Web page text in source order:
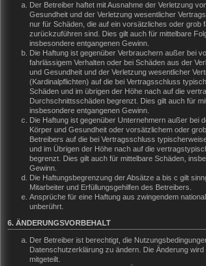
Der Betreiber haftet mit Ausnahme der Verletzung
Gesundheit und der Verletzung wesentlicher
nur für Schäden, die auf ein vorsätzliches oder grob
zurückzuführen sind. Dies gilt auch für mittelbare
insbesondere entgangenen Gewinn.
Die Haftung ist gegenüber Verbrauchern außer bei
fahrlässigem Verhalten oder bei Schäden aus der
und Gesundheit und der Verletzung wesentlicher
(Kardinalpflichten) auf die bei Vertragsschluss
Schäden und im übrigen der Höhe nach auf die
Durchschnittsschäden begrenzt. Dies gilt auch für
insbesondere entgangenen Gewinn.
Die Haftung ist gegenüber Unternehmern außer bei
Körper und Gesundheit oder vorsätzlichem oder
Betreibers auf die bei Vertragsschluss
und im Übrigen der Höhe nach auf die
begrenzt. Dies gilt auch für mittelbare Schäden,
Gewinn.
Die Haftungsbegrenzung der Absätze a bis c gilt
Mitarbeiter und Erfüllungsgehilfen des Betreibers.
Ansprüche für eine Haftung aus zwingendem
unberührt.
6. ÄNDERUNGSVORBEHALT
Der Betreiber ist berechtigt, die
Datenschutzerklärung zu ändern. Die Änderung
mitgeteilt.